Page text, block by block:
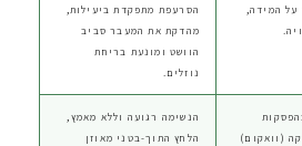
על המידה,
הסרעפת מתפקדת ביעילות,
מהדקת את המעבר סביב
הוושט ומונעת בריחת
נוזלים.
(וואקום)
הנשימה רגועה וללא מאמץ,
הלחץ התוך-בטני מאוזן